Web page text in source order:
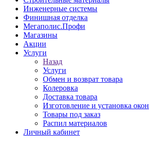
Инженерные системы
Финишная отделка
Мегаполис.Профи
Магазины
Акции
Услуги
Назад
Услуги
Обмен и возврат товара
Колеровка
Доставка товара
Изготовление и установка окон
Товары под заказ
Распил материалов
Личный кабинет